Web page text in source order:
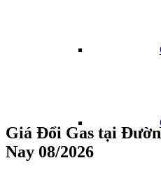
Giá Đổi Gas tại
Nay 08/2026